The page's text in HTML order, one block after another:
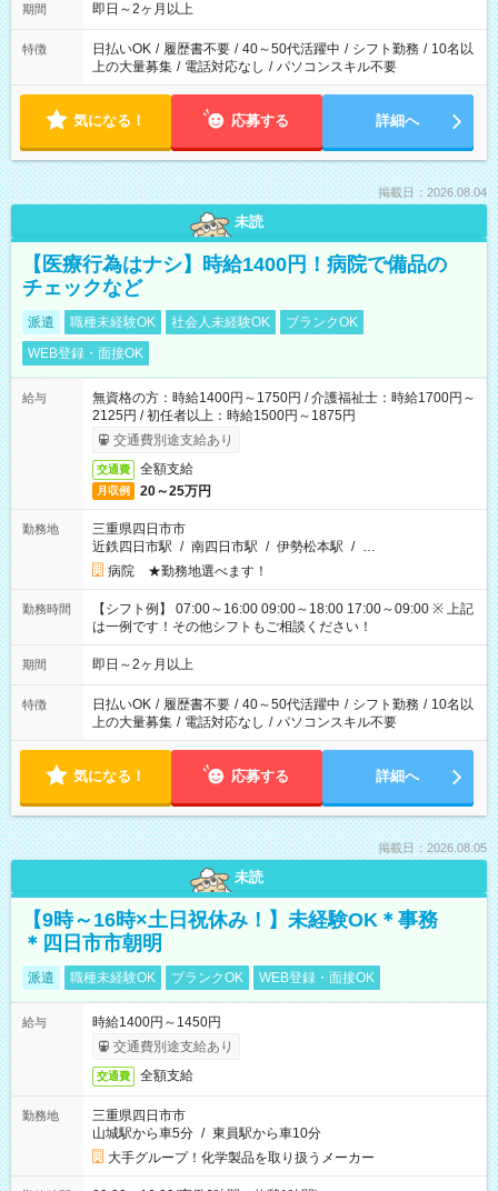
期間 即日～2ヶ月以上
特徴 日払いOK / 履歴書不要 / 40～50代活躍中 / シフト勤務 / 10名以
上の大量募集 / 電話対応なし / パソコンスキル不要
気になる！ 応募する 詳細へ
掲載日：2026.08.04
未読
【医療行為はナシ】時給1400円！病院で備品の
チェックなど
派遣 職種未経験OK 社会人未経験OK
ブランクOK
WEB登録・面接OK
給与
無資格の方：時給1400円～1750円 / 介護福祉士：時給1700円～
2125円 / 初任者以上：時給1500円～1875円
交通費別途支給あり
交通費 全額支給
月収例 20～25万円
勤務地
三重県四日市市
近鉄四日市駅 / 南四日市駅 / 伊勢松本駅 / …
病院 ★勤務地選べます！
勤務時間
【シフト例】 07:00～16:00 09:00～18:00 17:00～09:00 ※ 上記
は一例です！その他シフトもご相談ください！
期間 即日～2ヶ月以上
特徴 日払いOK / 履歴書不要 / 40～50代活躍中 / シフト勤務 / 10名以
上の大量募集 / 電話対応なし / パソコンスキル不要
気になる！ 応募する 詳細へ
掲載日：2026.08.05
未読
【9時～16時×土日祝休み！】未経験OK＊事務
＊四日市市朝明
派遣 職種未経験OK ブランクOK WEB登録・面接OK
給与
時給1400円～1450円
交通費別途支給あり
交通費 全額支給
勤務地
三重県四日市市
山城駅から車5分 / 東員駅から車10分
大手グループ！化学製品を取り扱うメーカー